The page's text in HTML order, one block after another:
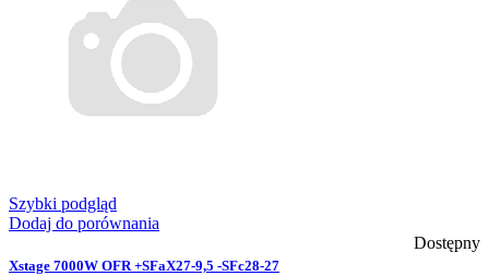
Szybki podgląd
Dodaj do porównania
Dostępny
Xstage 7000W OFR +SFaX27-9,5 -SFc28-27